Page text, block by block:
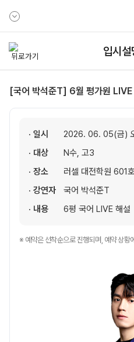
입시설
[국어 박석준T] 6월 평가원 LIVE
· 일시
2026. 06. 05(금)
· 대상
N수, 고3
· 장소
러셀 대전학원 601
· 강연자
국어 박석준T
· 내용
6평 국어 LIVE 해설
※ 예약은 선착순으로 진행되며, 예약 상황